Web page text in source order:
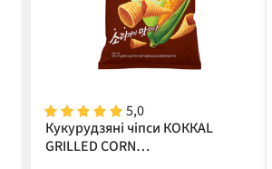
5,0
Кукурудзяні чіпси КОККАL
GRILLED CORN